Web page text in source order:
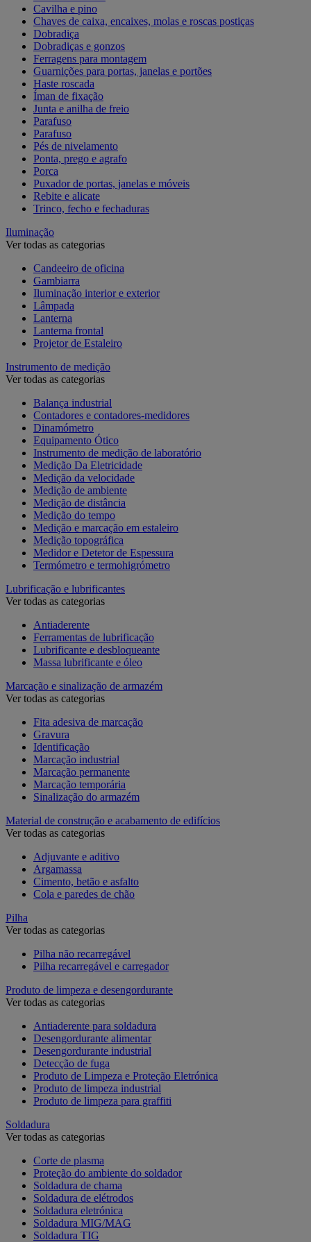
Cavilha e pino
Chaves de caixa, encaixes, molas e roscas postiças
Dobradiça
Dobradiças e gonzos
Ferragens para montagem
Guarnições para portas, janelas e portões
Haste roscada
Íman de fixação
Junta e anilha de freio
Parafuso
Parafuso
Pés de nivelamento
Ponta, prego e agrafo
Porca
Puxador de portas, janelas e móveis
Rebite e alicate
Trinco, fecho e fechaduras
Iluminação
Ver todas as categorias
Candeeiro de oficina
Gambiarra
Iluminação interior e exterior
Lâmpada
Lanterna
Lanterna frontal
Projetor de Estaleiro
Instrumento de medição
Ver todas as categorias
Balança industrial
Contadores e contadores-medidores
Dinamómetro
Equipamento Ótico
Instrumento de medição de laboratório
Medição Da Eletricidade
Medição da velocidade
Medição de ambiente
Medição de distância
Medição do tempo
Medição e marcação em estaleiro
Medição topográfica
Medidor e Detetor de Espessura
Termómetro e termohigrómetro
Lubrificação e lubrificantes
Ver todas as categorias
Antiaderente
Ferramentas de lubrificação
Lubrificante e desbloqueante
Massa lubrificante e óleo
Marcação e sinalização de armazém
Ver todas as categorias
Fita adesiva de marcação
Gravura
Identificação
Marcação industrial
Marcação permanente
Marcação temporária
Sinalização do armazém
Material de construção e acabamento de edifícios
Ver todas as categorias
Adjuvante e aditivo
Argamassa
Cimento, betão e asfalto
Cola e paredes de chão
Pilha
Ver todas as categorias
Pilha não recarregável
Pilha recarregável e carregador
Produto de limpeza e desengordurante
Ver todas as categorias
Antiaderente para soldadura
Desengordurante alimentar
Desengordurante industrial
Detecção de fuga
Produto de Limpeza e Proteção Eletrónica
Produto de limpeza industrial
Produto de limpeza para graffiti
Soldadura
Ver todas as categorias
Corte de plasma
Proteção do ambiente do soldador
Soldadura de chama
Soldadura de elétrodos
Soldadura eletrónica
Soldadura MIG/MAG
Soldadura TIG